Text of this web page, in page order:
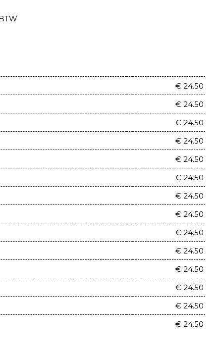
€ 24.50
€ 24.50
€ 24.50
€ 24.50
€ 24.50
€ 24.50
€ 24.50
€ 24.50
€ 24.50
€ 24.50
€ 24.50
€ 24.50
€ 24.50
€ 24.50